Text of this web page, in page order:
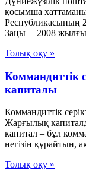
қосымша
Республикасының
Заңы 2008 жылғы
Толық оқу »
Коммандиттік
капиталы
Коммандиттік
Жарғылық
капитал – бұл
негізін құрайтын,
Толық оқу »